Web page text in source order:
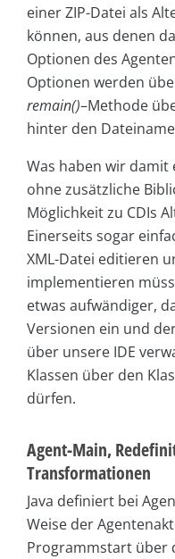
einer ZIP-Datei als
können, aus denen
Optionen des
Optionen werden
remain()–Methode
hinter den
Was haben wir damit
ohne zusätzliche
Möglichkeit zu CDIs
Einerseits sogar
XML-Datei editieren
implementieren
etwas aufwändiger,
Versionen ein und
über unsere IDE
Klassen über den
dürfen.
Agent-Main,
Transformationen
Java definiert bei
Weise der
Programmstart über